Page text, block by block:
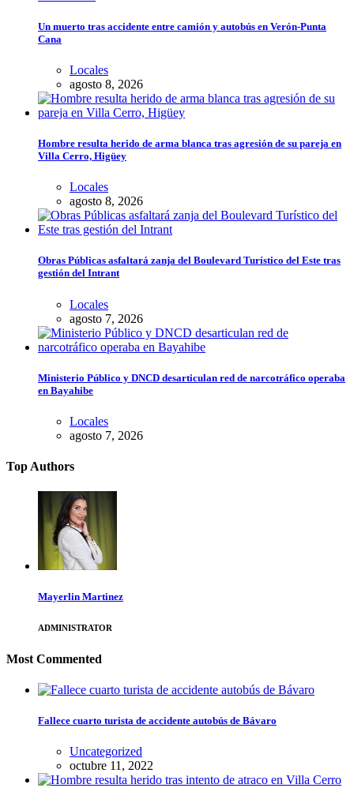
Un muerto tras accidente entre camión y autobús en Verón-Punta
Cana
Locales
agosto 8, 2026
Hombre resulta herido de arma blanca tras agresión de su pareja en
Villa Cerro, Higüey
Locales
agosto 8, 2026
Obras Públicas asfaltará zanja del Boulevard Turístico del Este tras
gestión del Intrant
Locales
agosto 7, 2026
Ministerio Público y DNCD desarticulan red de narcotráfico operaba
en Bayahibe
Locales
agosto 7, 2026
Top Authors
Mayerlin Martinez
ADMINISTRATOR
Most Commented
Fallece cuarto turista de accidente autobús de Bávaro
Uncategorized
octubre 11, 2022